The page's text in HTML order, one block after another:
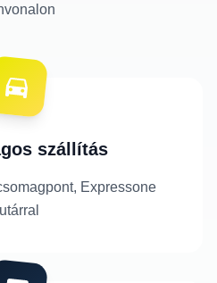
szállítás
Expressone